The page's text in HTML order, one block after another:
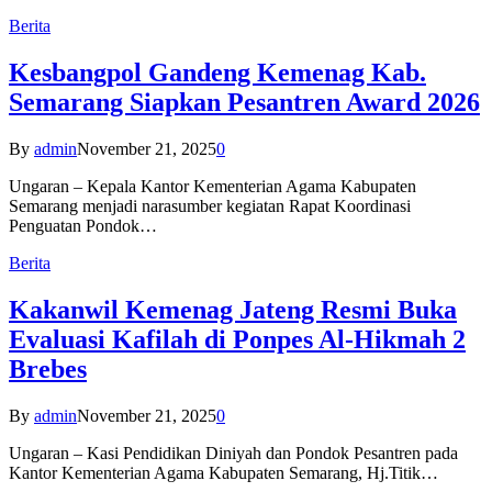
Berita
Kesbangpol Gandeng Kemenag Kab.
Semarang Siapkan Pesantren Award 2026
By adminNovember 21, 20250
Ungaran – Kepala Kantor Kementerian Agama Kabupaten
Semarang menjadi narasumber kegiatan Rapat Koordinasi
Penguatan Pondok…
Berita
Kakanwil Kemenag Jateng Resmi Buka
Evaluasi Kafilah di Ponpes Al-Hikmah 2
Brebes
By adminNovember 21, 20250
Ungaran – Kasi Pendidikan Diniyah dan Pondok Pesantren pada
Kantor Kementerian Agama Kabupaten Semarang, Hj.Titik…